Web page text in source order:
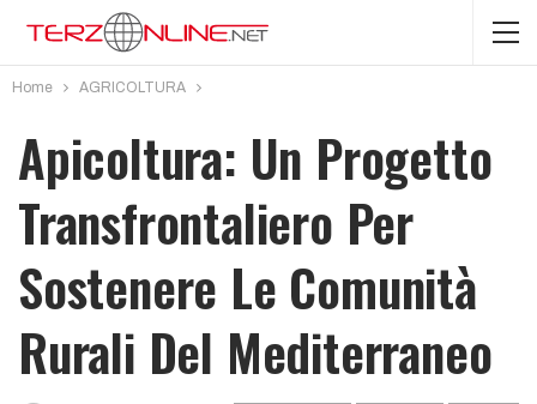
Home AGRICOLTURA
Apicoltura: Un Progetto
Transfrontaliero Per
Sostenere Le Comunità
Rurali Del Mediterraneo